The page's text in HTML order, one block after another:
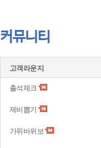
커뮤니티
고객라운지
출석체크
제비뽑기
가위바위보